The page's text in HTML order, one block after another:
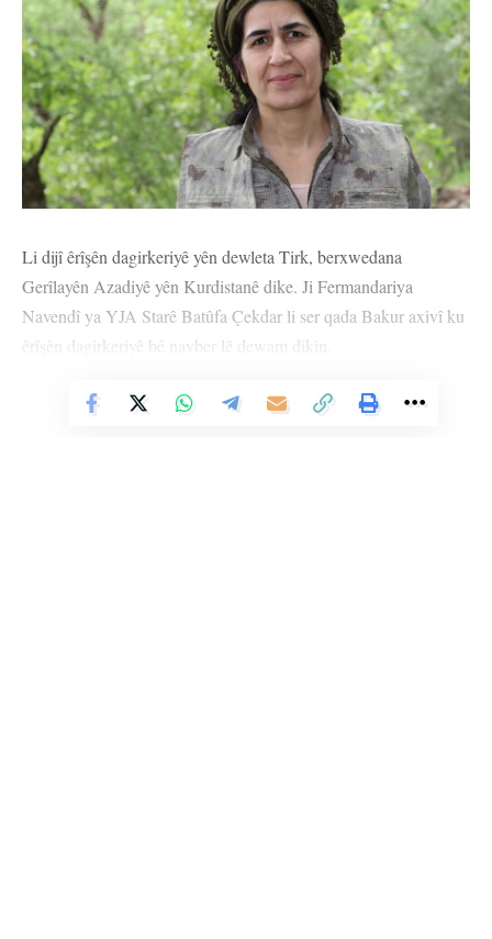
Li dijî êrîşên dagirkeriyê yên dewleta Tirk, berxwedana
Gerîlayên Azadiyê yên Kurdistanê dike. Ji Fermandariya
Navendî ya YJA Starê Batûfa Çekdar li ser qada Bakur axivî ku
êrîşên dagirkeriyê bê navber lê dewam dikin.
Batûfa Çekdar bi bîr xist ku Rêberê Gelê Kurd Abdullah Ocalan
Vê Nûçeyê Bixwîne